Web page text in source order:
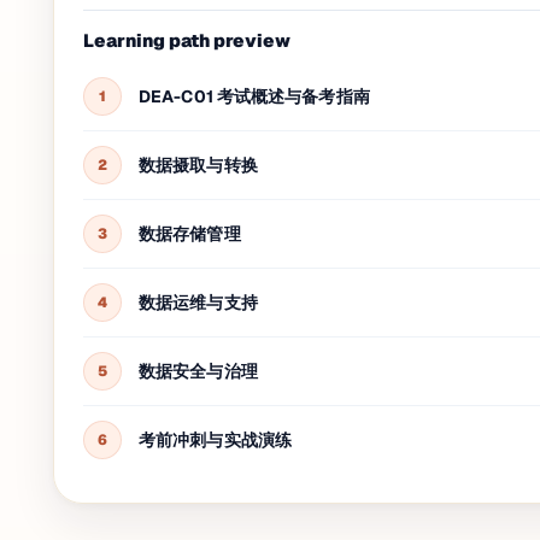
Learning path preview
1 DEA-C01 考试概述与备考指南
2 数据摄取与转换
3 数据存储管理
4 数据运维与支持
5 数据安全与治理
6 考前冲刺与实战演练